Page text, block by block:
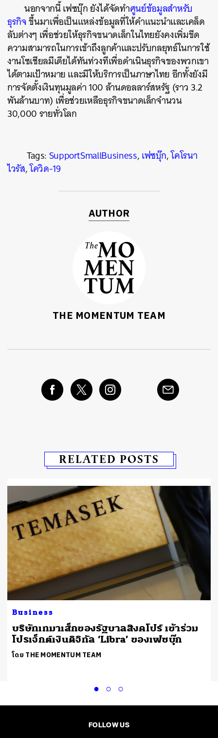
นอกจากนี้ เฟซบุ๊ก ยังได้จัดทำศูนย์ข้อมูลสำหรับ
ธุรกิจขึ้นมาเพื่อเป็นแหล่งข้อมูลที่ให้คำแนะนำและเคล็ด
ลับต่างๆ เพื่อช่วยให้ธุรกิจขนาดเล็กในไทยยังคงเพิ่มขีด
ความสามารถในการเข้าถึงลูกค้าและปรับกลยุทธ์ในการใช้
งานโซเชียลมีเดียได้ทันท่วงทีเพื่อดำเนินธุรกิจของพวกเขา
ได้ตามเป้าหมาย และมีให้บริการเป็นภาษาไทย อีกทั้งยังมี
การจัดตั้งเงินทุนมูลค่า 100 ล้านดอลลาร์สหรัฐ (ราว 3.2
พันล้านบาท) เพื่อช่วยเหลือธุรกิจขนาดเล็กจำนวน
30,000 รายทั่วโลก
Tags:SupportSmallBusiness,เฟซบุ๊ก,โคโรนา
ไวรัส,โควิด-19
AUTHOR
THE MOMENTUM TEAM
RELATED POSTS
Business
บริษัทเทมาเส็กของรัฐบาลสิงคโปร์ เข้าร่วม
โปรเจ็กต์เงินดิจิทัล ‘Libra’ ของเฟซบุ๊ก
โดย THE MOMENTUM TEAM
FOLLOW US